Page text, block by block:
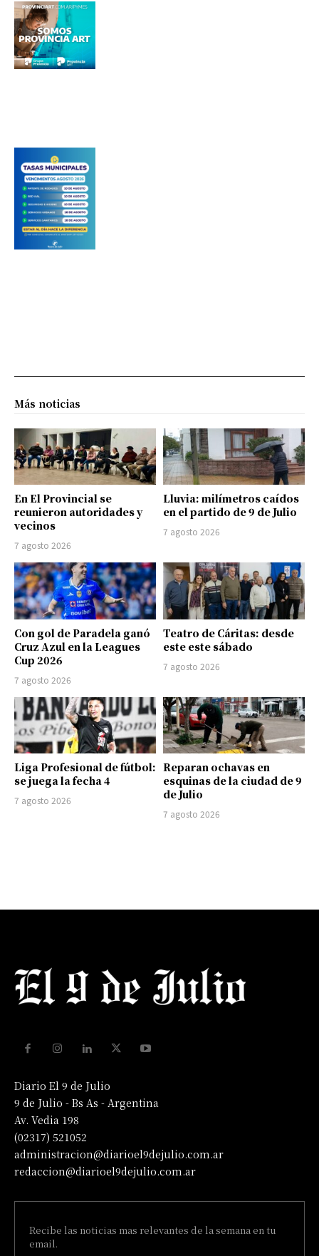
Más noticias
En El Provincial se
reunieron autoridades y
vecinos
7 agosto 2026
Lluvia: milímetros caídos
en el partido de 9 de Julio
7 agosto 2026
Con gol de Paradela ganó
Cruz Azul en la Leagues
Cup 2026
7 agosto 2026
Teatro de Cáritas: desde
este este sábado
7 agosto 2026
Liga Profesional de fútbol:
se juega la fecha 4
7 agosto 2026
Reparan ochavas en
esquinas de la ciudad de 9
de Julio
7 agosto 2026
Diario El 9 de Julio
9 de Julio - Bs As - Argentina
Av. Vedia 198
(02317) 521052
administracion@diarioel9dejulio.com.ar
redaccion@diarioel9dejulio.com.ar
Recibe las noticias mas relevantes de la semana en tu
email.